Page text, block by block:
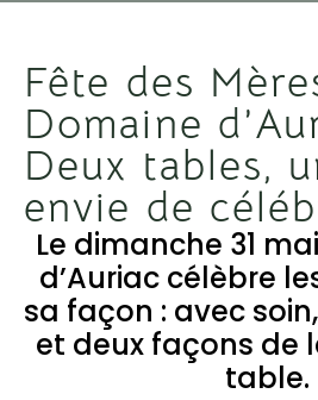
Fête des
Domaine
Deux tables,
envie de
Le dimanche 31
d’Auriac célèbre
sa façon : avec
et deux façons de
table.